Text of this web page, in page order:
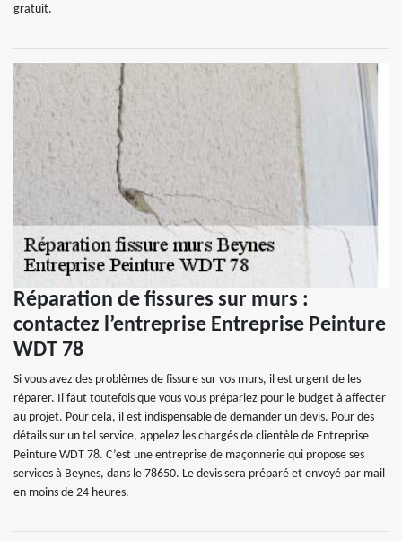
gratuit.
Réparation de fissures sur murs :
contactez l’entreprise Entreprise Peinture
WDT 78
Si vous avez des problèmes de fissure sur vos murs, il est urgent de les
réparer. Il faut toutefois que vous vous prépariez pour le budget à affecter
au projet. Pour cela, il est indispensable de demander un devis. Pour des
détails sur un tel service, appelez les chargés de clientèle de Entreprise
Peinture WDT 78. C’est une entreprise de maçonnerie qui propose ses
services à Beynes, dans le 78650. Le devis sera préparé et envoyé par mail
en moins de 24 heures.